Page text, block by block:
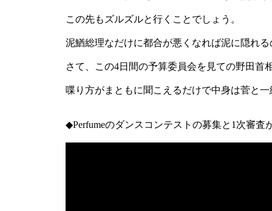
この先もズルズルと行くことでしょう。
泥鰌総理なだけに都合が悪くなれば泥に隠れ
さて、この4日間の予算委員会を見ての野田首
喋り方がまともに聞こえるだけで中身は菅と
◆Perfumeのダンスコンテストの募集と1次審査